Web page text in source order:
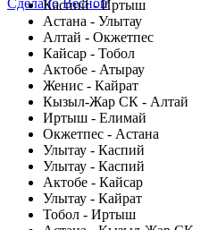
Каспий - Иртыш
Астана - Улытау
Алтай - Окжетпес
Кайсар - Тобол
Актобе - Атырау
Женис - Кайрат
Кызыл-Жар СК - Алтай
Иртыш - Елимай
Окжетпес - Астана
Улытау - Каспий
Улытау - Каспий
Актобе - Кайсар
Улытау - Кайрат
Тобол - Иртыш
Сделано Весной